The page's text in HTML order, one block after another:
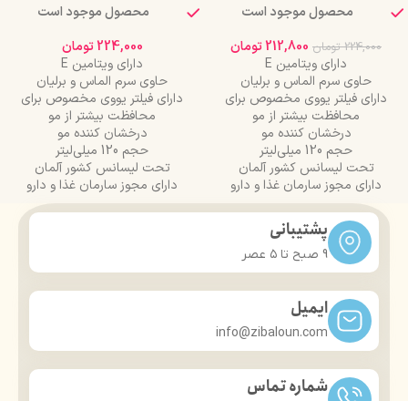
محصول موجود است
224,000 تومان 212,800تومان
دارای ویتامین E
حاوی سرم الماس و برلیان
دارای فیلتر یووی مخصوص برای
محافظت بیشتر از مو
درخشان کننده مو
حجم 120 میلی‌لیتر
تحت لیسانس کشور آلمان
دارای مجوز سارمان غذا و دارو
محصول موجود است
224,000 تومان
دارای ویتامین E
حاوی سرم الماس و برلیان
دارای فیلتر یووی مخصوص برای
محافظت بیشتر از مو
درخشان کننده مو
حجم 120 میلی‌لیتر
تحت لیسانس کشور آلمان
دارای مجوز سارمان غذا و دارو
پشتیبانی
9 صبح تا ۵ عصر
ایمیل
info@zibaloun.com
شماره تماس